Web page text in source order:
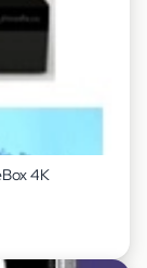
4K